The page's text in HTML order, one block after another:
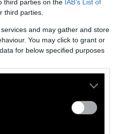
third parties on the IAB’s List of
third parties.
and may gather and store
You may click to grant or
for below specified purposes
Αθήνας.
σε
χωρίς